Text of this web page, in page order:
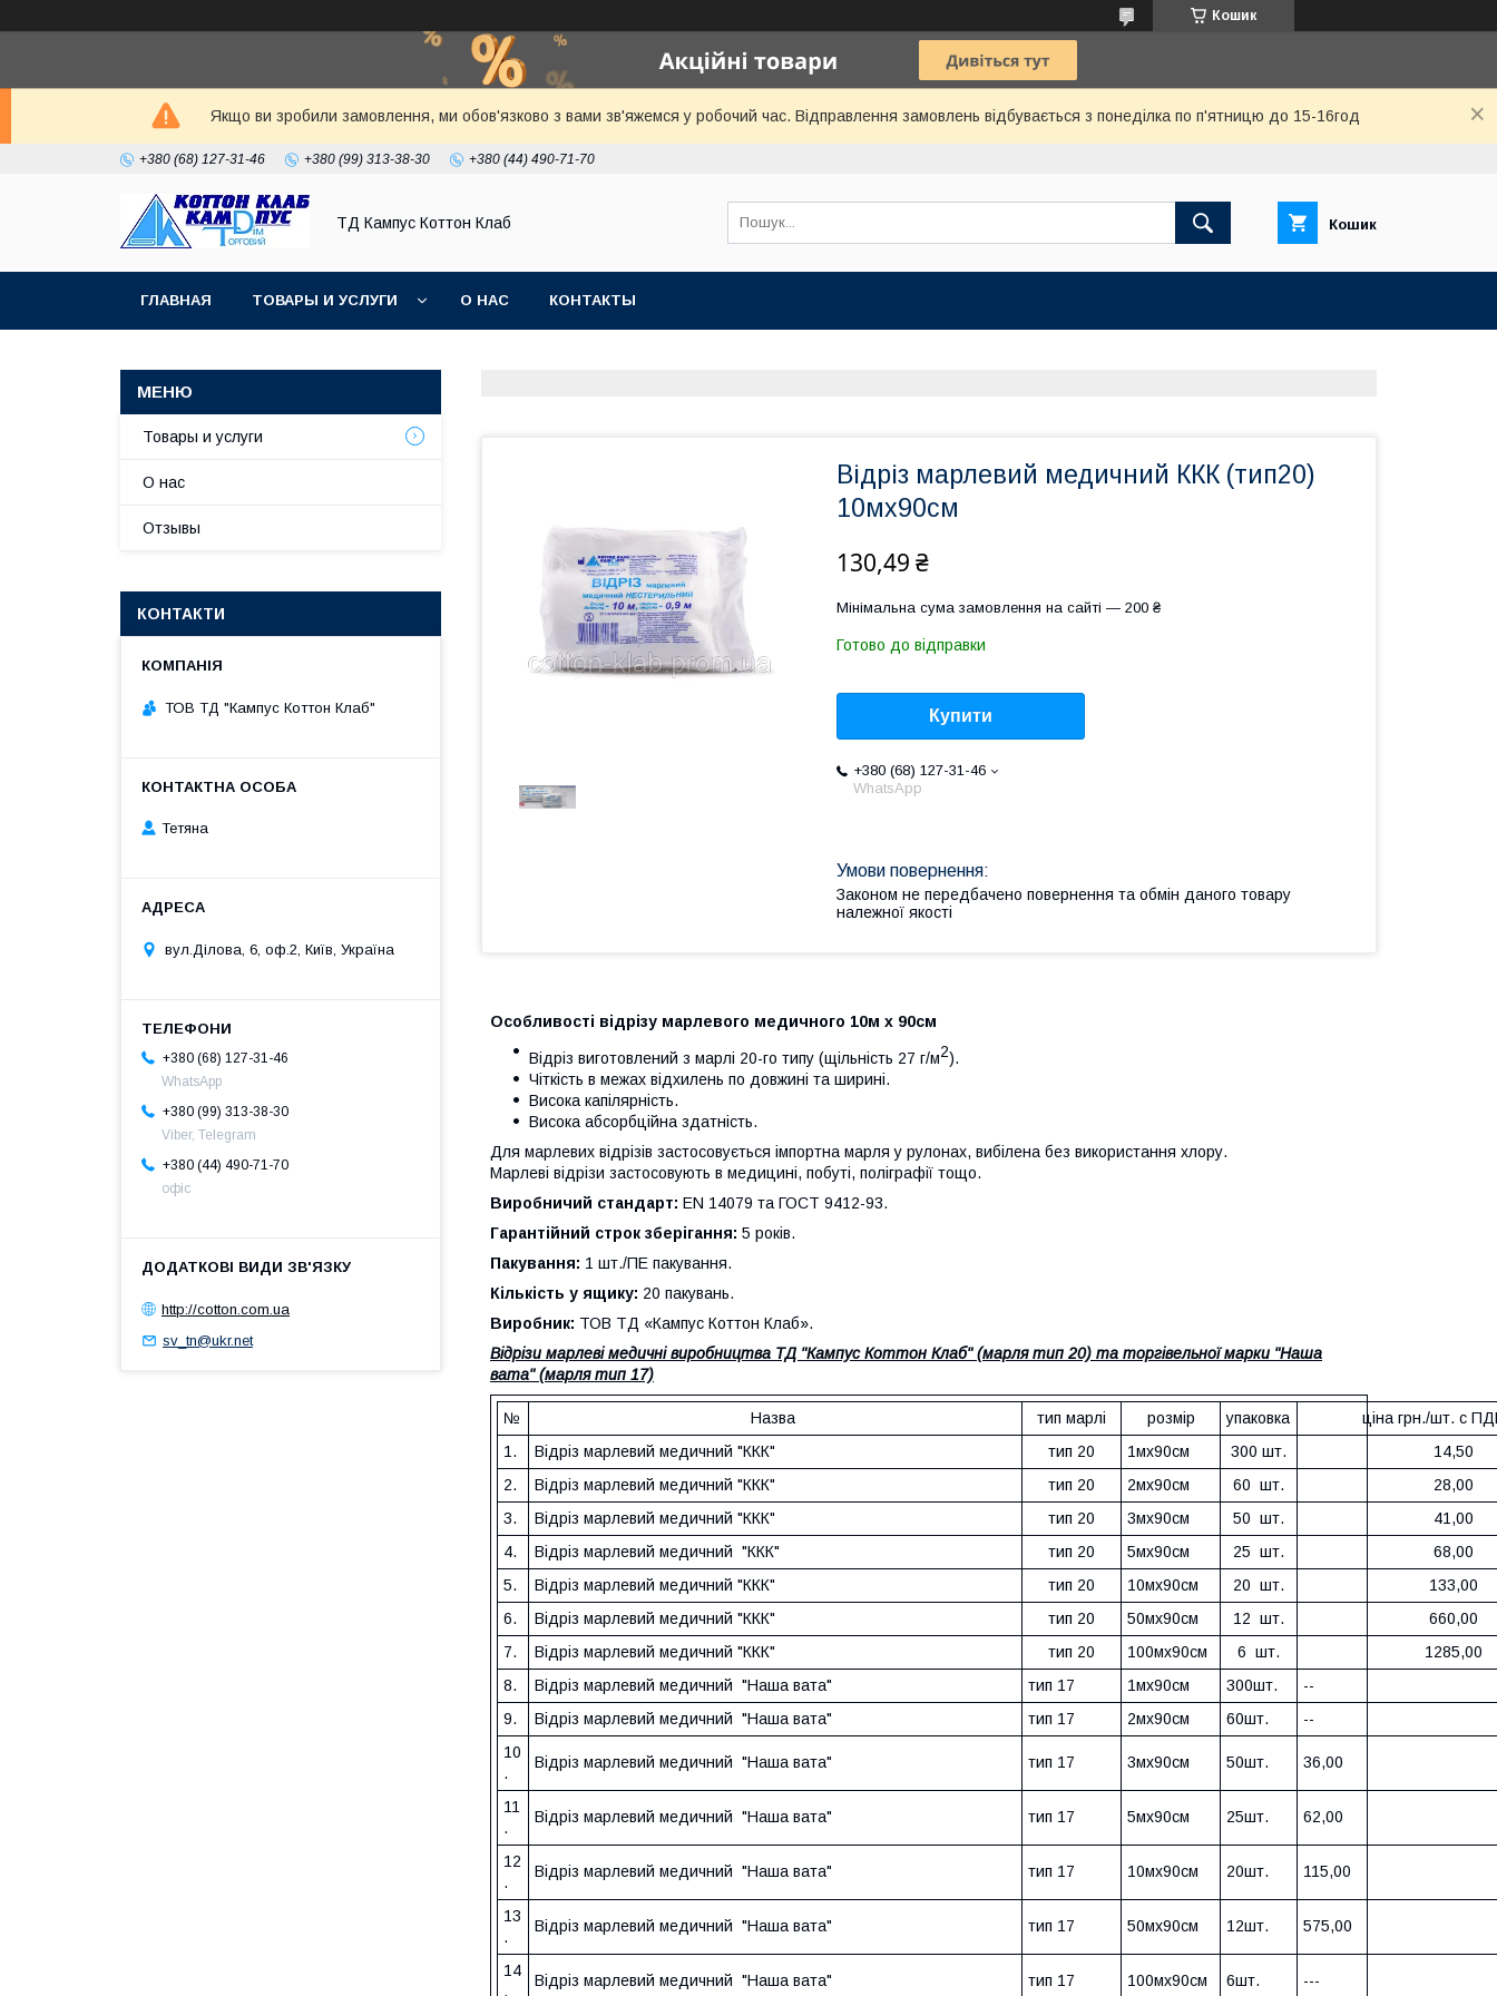
Кошик
Якщо ви зробили замовлення, ми обов'язково з вами зв'яжемся у робочий час. Відправлення замовлень відбувається з понеділка по п'ятницю до 15-16год
+380 (68) 127-31-46 +380 (99) 313-38-30 +380 (44) 490-71-70
ТД Кампус Коттон Клаб Кошик
ГЛАВНАЯ ТОВАРЫ И УСЛУГИ О НАС КОНТАКТЫ
Відріз марлевий медичний ККК (тип20)
10мх90см
130,49 ₴
Мінімальна сума замовлення на сайті — 200 ₴
Готово до відправки
Купити
+380 (68) 127-31-46
WhatsApp
Законом не передбачено повернення та обмін даного товару
належної якості
Особливості відрізу марлевого медичного 10м х 90см
Відріз виготовлений з марлі 20-го типу (щільність 27 г/м2).
Чіткість в межах відхилень по довжині та ширині.
Висока капілярність.
Висока абсорбційна здатність.
Для марлевих відрізів застосовується імпортна марля у рулонах, вибілена без використання хлору.
Марлеві відрізи застосовують в медицині, побуті, поліграфії тощо.
Виробничий стандарт: EN 14079 та ГОСТ 9412-93.
Гарантійний строк зберігання: 5 років.
Пакування: 1 шт./ПЕ пакування.
Кількість у ящику: 20 пакувань.
Виробник: ТОВ ТД «Кампус Коттон Клаб».
Відрізи марлеві медичні виробництва ТД "Кампус Коттон Клаб" (марля тип 20) та торгівельної марки "Наша
вата" (марля тип 17)
№ Назва тип марлі розмір упаковка
ціна грн./шт. с
1.
Відріз марлевий медичний "ККК" тип 20 1мх90см 300 шт.
14,50
2.
Відріз марлевий медичний "ККК" тип 20 2мх90см 60 шт.
28,00
3.
Відріз марлевий медичний "ККК" тип 20 3мх90см 50 шт.
41,00
4.
Відріз марлевий медичний "ККК" тип 20 5мх90см 25 шт.
68,00
5.
Відріз марлевий медичний "ККК" тип 20 10мх90см 20 шт.
133,00
6.
Відріз марлевий медичний "ККК" тип 20 50мх90см 12 шт.
660,00
7.
Відріз марлевий медичний "ККК" тип 20 100мх90см 6 шт.
1285,00
8.
Відріз марлевий медичний "Наша вата" тип 17 1мх90см 300шт.
--
9.
Відріз марлевий медичний "Наша вата" тип 17 2мх90см 60шт.
--
10
.
Відріз марлевий медичний "Наша вата" тип 17 3мх90см 50шт. 36,00
11
.
Відріз марлевий медичний "Наша вата" тип 17 5мх90см 25шт. 62,00
12
.
Відріз марлевий медичний "Наша вата" тип 17 10мх90см 20шт. 115,00
13
.
Відріз марлевий медичний "Наша вата" тип 17 50мх90см 12шт. 575,00
14
.
Відріз марлевий медичний "Наша вата" тип 17 100мх90см 6шт. ---
Товары и услуги
О нас
Отзывы
КОНТАКТИ
ТОВ ТД "Кампус Коттон Клаб"
Тетяна
вул.Ділова, 6, оф.2, Київ, Україна
+380 (68) 127-31-46
WhatsApp
+380 (99) 313-38-30
Viber, Telegram
+380 (44) 490-71-70
офіс
http://cotton.com.ua
sv_tn@ukr.net